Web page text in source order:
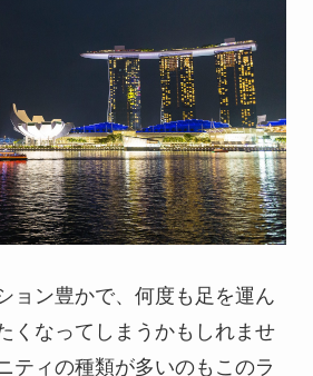
ョン豊かで、何度も足を運ん
くなってしまうかもしれませ
ティの種類が多いのもこのラ